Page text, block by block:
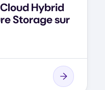
Hybrid
Storage sur